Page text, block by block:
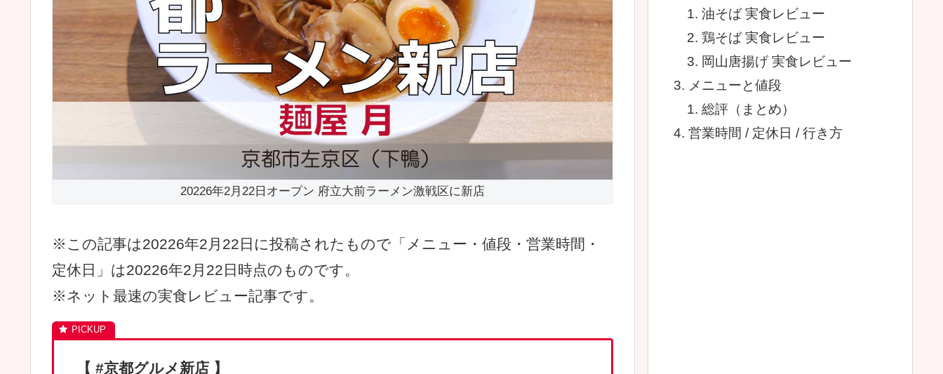
20226年2月22日オープン 府立大前ラーメン激戦区に新店
※この記事は20226年2月22日に投稿されたもので「メニュー・値段・営業時間・
定休日」は20226年2月22日時点のものです。
※ネット最速の実食レビュー記事です。
【 #京都グルメ新店 】
油そば 実食レビュー
鶏そば 実食レビュー
岡山唐揚げ 実食レビュー
メニューと値段
総評（まとめ）
営業時間 / 定休日 / 行き方